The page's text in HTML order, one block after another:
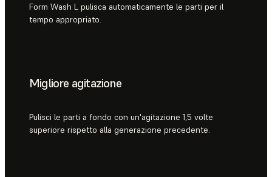
Form Wash L pulisca automaticamente le parti per il
tempo appropriato.
Migliore agitazione
Pulisci le parti a fondo con un'agitazione 1,5 volte
superiore rispetto alla generazione precedente.